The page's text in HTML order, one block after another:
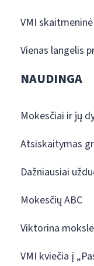
VMI
Vienas langelis
NAUDINGA
Mokesčiai ir jų
Atsiskaitymas
Dažniausiai
Mokesčių ABC
Viktorina
VMI kviečia į